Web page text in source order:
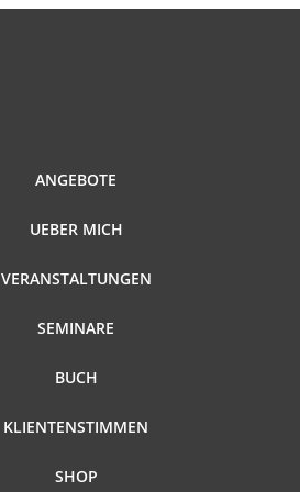
ANGEBOTE
UEBER MICH
VERANSTALTUNGEN
SEMINARE
BUCH
KLIENTENSTIMMEN
SHOP